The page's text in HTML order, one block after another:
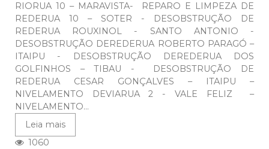
RIORUA 10 – MARAVISTA- REPARO E LIMPEZA DE
REDERUA 10 – SOTER - DESOBSTRUÇÃO DE
REDERUA ROUXINOL - SANTO ANTONIO -
DESOBSTRUÇÃO DEREDERUA ROBERTO PARAGÓ –
ITAIPU - DESOBSTRUÇÃO DEREDERUA DOS
GOLFINHOS – TIBAU - DESOBSTRUÇÃO DE
REDERUA CESAR GONÇALVES – ITAIPU –
NIVELAMENTO DEVIARUA 2 - VALE FELIZ –
NIVELAMENTO...
Leia mais
1060